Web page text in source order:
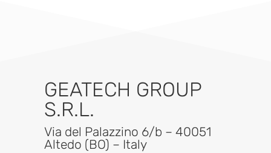
GEATECH GROUP
S.R.L.
Via del Palazzino 6/b – 40051
Altedo (BO) – Italy